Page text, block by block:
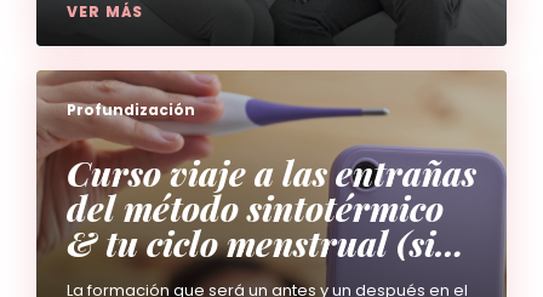
VER MÁS
Profundización
Curso viaje a las entrañas
del método sintotérmico
& tu ciclo menstrual (sin
revisiones incluídas)
La formación que será un antes y un después en el